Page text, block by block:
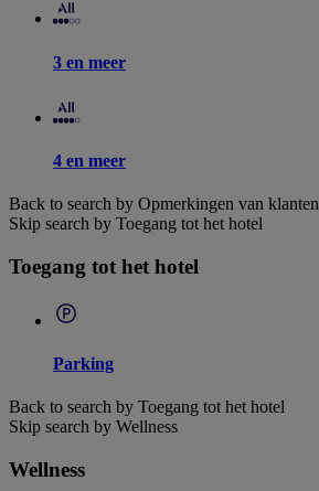
3 en meer
4 en meer
Back to search by Opmerkingen van klanten
Skip search by Toegang tot het hotel
Toegang tot het hotel
Parking
Back to search by Toegang tot het hotel
Skip search by Wellness
Wellness